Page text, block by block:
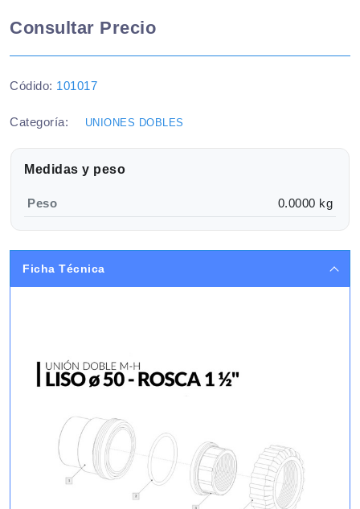
Consultar Precio
Códido: 101017
Categoría: UNIONES DOBLES
Medidas y peso
Peso 0.0000 kg
Ficha Técnica